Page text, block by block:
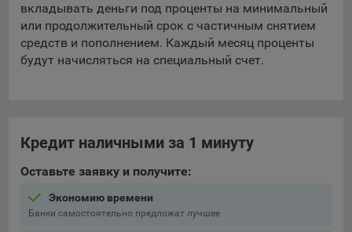
собирают информацию о том, как пользователь
использовал сайты, и позволяют Обществу вносить в них
улучшения.
Аналитические файлы cookie показывают, какие страницы
рекламы. Благодаря этому у Общества есть возможность
составить представление о тенденциях использования
сайта в целом. Общество использует информацию для
9.5. Файлы cookie, применяемые для определения целевой
вкладывать деньги под проценты на минимальный
или продолжительный срок с частичным снятием
средств и пополнением. Каждый месяц проценты
будут начисляться на специальный счет.
Кредит наличными за 1 минуту
Оставьте заявку и получите:
Экономию времени
Банки самостоятельно предложат лучшее